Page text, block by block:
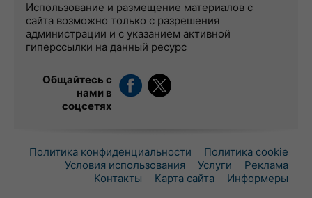
Использование и размещение материалов с
сайта возможно только с разрешения
администрации и с указанием активной
гиперссылки на данный ресурс
Общайтесь с
нами в
соцсетях
Политика конфиденциальности
Политика cookie
Условия использования
Услуги
Реклама
Контакты
Карта сайта Информеры